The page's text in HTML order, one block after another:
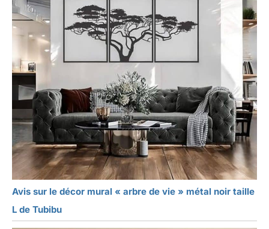
Avis sur le décor mural « arbre de vie » métal noir taille
L de Tubibu